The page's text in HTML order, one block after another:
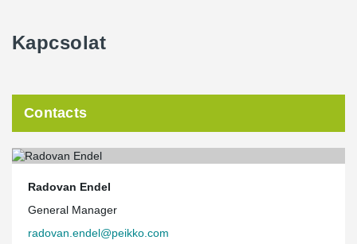
Kapcsolat
Contacts
Radovan Endel
General Manager
radovan.endel@peikko.com